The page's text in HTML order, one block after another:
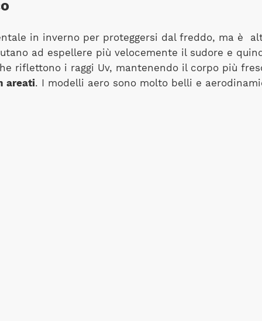
in inverno per proteggersi dal freddo, ma è
ad espellere più velocemente il sudore e
riflettono i raggi Uv, mantenendo il corpo più
areati. I modelli aero sono molto belli e